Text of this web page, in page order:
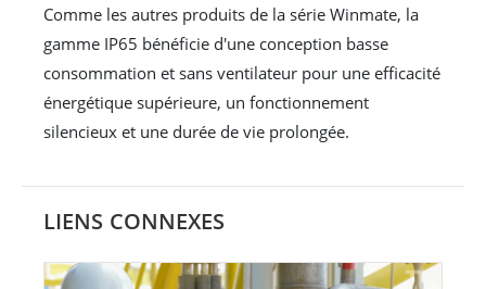
Comme les autres produits de la série Winmate, la
gamme IP65 bénéficie d'une conception basse
consommation et sans ventilateur pour une efficacité
énergétique supérieure, un fonctionnement
silencieux et une durée de vie prolongée.
LIENS CONNEXES